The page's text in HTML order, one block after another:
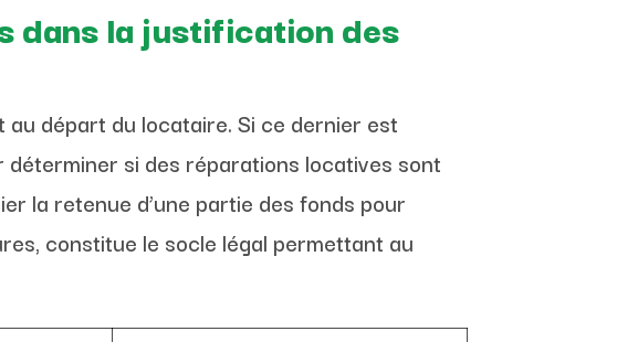
dans la justification des
au départ du locataire. Si ce dernier est
si des réparations locatives sont
la retenue d’une partie des fonds pour
constitue le socle légal permettant au